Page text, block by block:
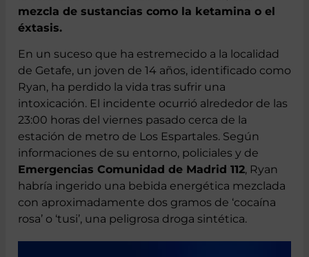
la conocida como ‘cocaína rosa’ o ‘tusi’,una
mezcla de sustancias como la ketamina o el
En un suceso que ha estremecido a la localidad
de Getafe, un joven de 14 años, identificado como
Ryan, ha perdido la vida tras sufrir una
intoxicación. El incidente ocurrió alrededor de las
23:00 horas del viernes pasado cerca de la
estación de metro de Los Espartales. Según
informaciones de su entorno, policiales y de
Emergencias Comunidad de Madrid 112, Ryan
habría ingerido una bebida energética mezclada
con aproximadamente dos gramos de ‘cocaína